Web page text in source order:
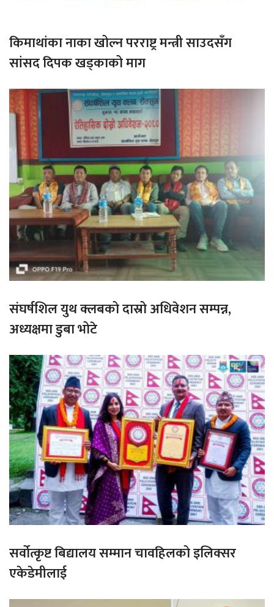
किमाथांका नाका खोल्न परराष्ट्र मन्त्री साउदसँग
सांसद दिपक खड्काको माग
संघर्षशिल युथ क्लबको दास्रो अधिवेशन सम्पन्न,
अध्यक्षमा डुबा भोटे
सर्वोत्कृष्ट बिद्यालय सम्मान चावहिलको इलिक्सर
एकेडेमीलाई